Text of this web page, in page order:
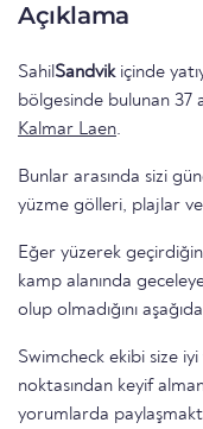
Açıklama
SahilSandvikiçinde
bölgesinde bulunan 37
Kalmar Laen.
Bunlar arasında sizi
yüzme gölleri, plajlar
Eğer yüzerek
kamp alanında
olup olmadığını
Swimcheck ekibi size
noktasından keyif
yorumlarda